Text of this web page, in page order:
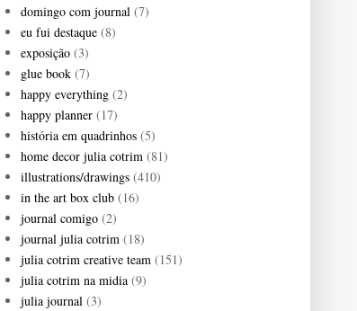
domingo com journal (7)
eu fui destaque (8)
exposição (3)
glue book (7)
happy everything (2)
happy planner (17)
história em quadrinhos (5)
home decor julia cotrim (81)
illustrations/drawings (410)
in the art box club (16)
journal comigo (2)
journal julia cotrim (18)
julia cotrim creative team (151)
julia cotrim na midia (9)
julia journal (3)